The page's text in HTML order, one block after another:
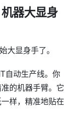
器大显身
大显身手了。
自动生产线。你
的机器手臂。它
样，精准地贴在